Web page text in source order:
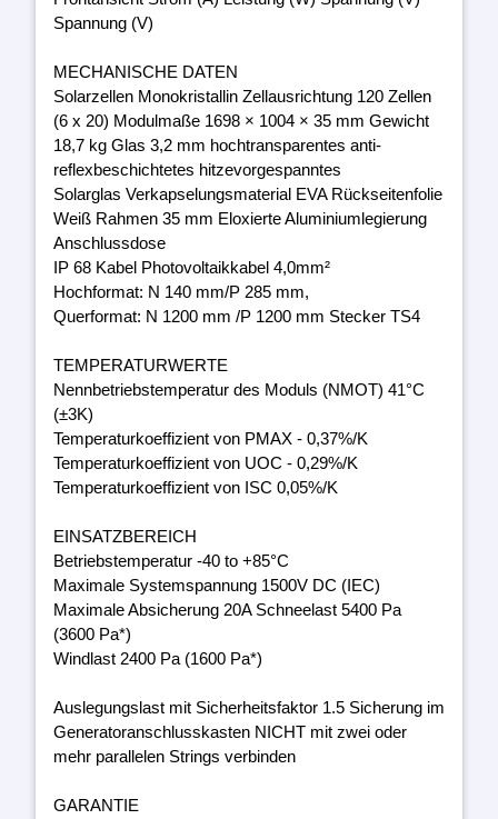
Spannung (V)
MECHANISCHE DATEN
Solarzellen Monokristallin Zellausrichtung 120 Zellen
(6 x 20) Modulmaße 1698 × 1004 × 35 mm Gewicht
18,7 kg Glas 3,2 mm hochtransparentes anti-
reflexbeschichtetes hitzevorgespanntes
Solarglas Verkapselungsmaterial EVA Rückseitenfolie
Weiß Rahmen 35 mm Eloxierte Aluminiumlegierung
Anschlussdose
IP 68 Kabel Photovoltaikkabel 4,0mm²
Hochformat: N 140 mm/P 285 mm,
Querformat: N 1200 mm /P 1200 mm Stecker TS4
TEMPERATURWERTE
Nennbetriebstemperatur des Moduls (NMOT) 41°C
(±3K)
Temperaturkoeffizient von PMAX - 0,37%/K
Temperaturkoeffizient von UOC - 0,29%/K
Temperaturkoeffizient von ISC 0,05%/K
EINSATZBEREICH
Betriebstemperatur -40 to +85°C
Maximale Systemspannung 1500V DC (IEC)
Maximale Absicherung 20A Schneelast 5400 Pa
(3600 Pa*)
Windlast 2400 Pa (1600 Pa*)
Auslegungslast mit Sicherheitsfaktor 1.5 Sicherung im
Generatoranschlusskasten NICHT mit zwei oder
mehr parallelen Strings verbinden
GARANTIE